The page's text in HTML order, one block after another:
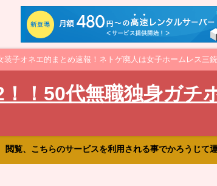
子オネエ的まとめ速報！ネトゲ廃人は女子ホームレス三
！50代無職独身ガチ
覧、こちらのサービスを利用される事でかろうじて